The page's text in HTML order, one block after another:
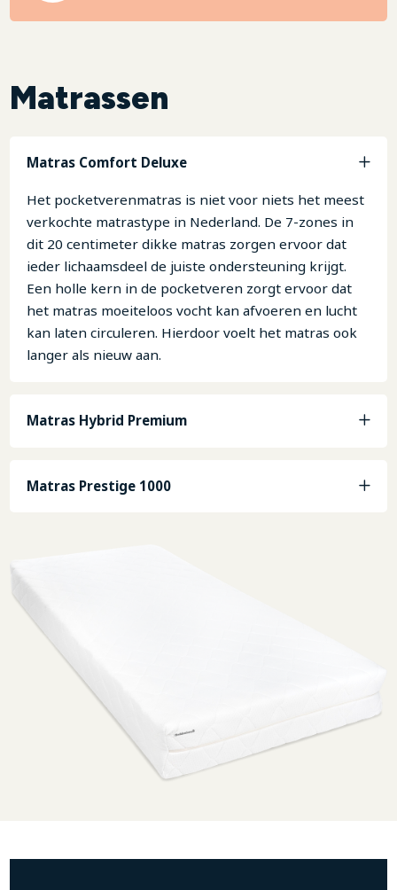
Matrassen
Matras Comfort Deluxe
Het pocketverenmatras is niet voor niets het meest
verkochte matrastype in Nederland. De 7-zones in
dit 20 centimeter dikke matras zorgen ervoor dat
ieder lichaamsdeel de juiste ondersteuning krijgt.
Een holle kern in de pocketveren zorgt ervoor dat
het matras moeiteloos vocht kan afvoeren en lucht
kan laten circuleren. Hierdoor voelt het matras ook
langer als nieuw aan.
Matras Hybrid Premium
Matras Prestige 1000